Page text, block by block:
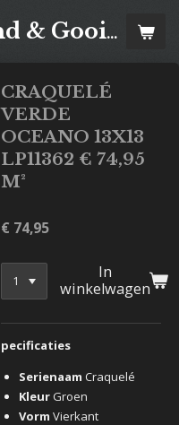
Sani Nederland & Goois Tegelhuis
CRAQUELÉ
VERDE
OCEANO 13X13
LP11362 € 74,95
M²
€ 74,95
In
winkelwagen
pecificaties
Serienaam Craquelé
KleurGroen
Vorm Vierkant